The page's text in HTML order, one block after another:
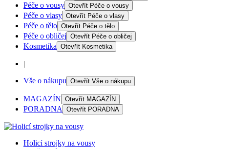
Péče o vousy Otevřít Péče o vousy
Péče o vlasy Otevřít Péče o vlasy
Péče o tělo Otevřít Péče o tělo
Péče o obličej Otevřít Péče o obličej
Kosmetika Otevřít Kosmetika
|
Vše o nákupu Otevřít Vše o nákupu
MAGAZÍN Otevřít MAGAZÍN
PORADNA Otevřít PORADNA
Holicí strojky na vousy